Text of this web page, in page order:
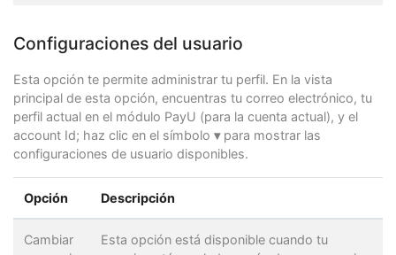
Configuraciones del usuario
Esta opción te permite administrar tu perfil. En la vista
principal de esta opción, encuentras tu correo electrónico, tu
perfil actual en el módulo PayU (para la cuenta actual), y el
account Id; haz clic en el símbolo ▾para mostrar las
configuraciones de usuario disponibles.
Opción Descripción
Cambiar
Esta opción está disponible cuando tu